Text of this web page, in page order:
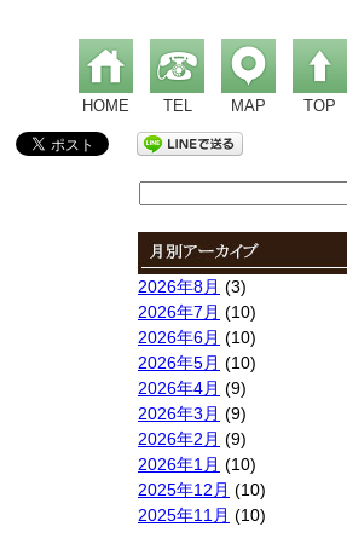
HOME TEL MAP TOP
2026年8月 (3)
2026年7月 (10)
2026年6月 (10)
2026年5月 (10)
2026年4月 (9)
2026年3月 (9)
2026年2月 (9)
2026年1月 (10)
2025年12月 (10)
2025年11月 (10)